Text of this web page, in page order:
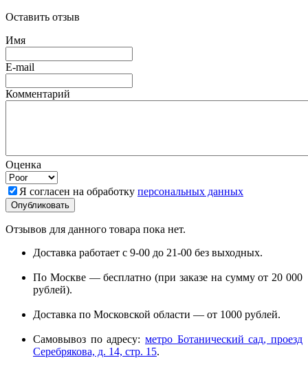
Оставить отзыв
Имя
E-mail
Комментарий
Оценка
Я согласен на обработку персональных данных
Отзывов для данного товара пока нет.
Доставка работает с 9-00 до 21-00 без выходных.
По Москве — бесплатно (при заказе на сумму от 20 000
рублей).
Доставка по Московской области — от 1000 рублей.
Самовывоз по адресу: метро Ботанический сад, проезд
Серебрякова, д. 14, стр. 15.